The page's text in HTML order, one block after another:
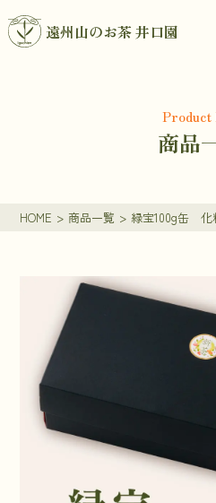
遠州山のお茶 井口園
商品
HOME > 商品一覧 > 緑宝100g缶 化